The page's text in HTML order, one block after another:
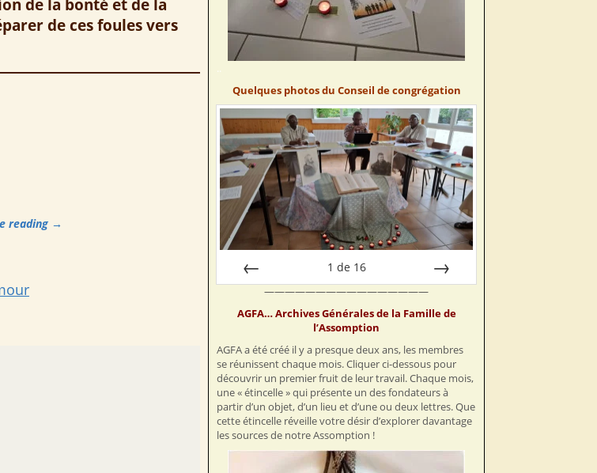
de la bonté et de la
de ces foules vers
reading →
Quelques photos du Conseil de congrégation
1 de 16
————————————————
AGFA… Archives Générales de la Famille de
l’Assomption
AGFA a été créé il y a presque deux ans, les membres
se réunissent chaque mois. Cliquer ci-dessous pour
découvrir un premier fruit de leur travail. Chaque mois,
une « étincelle » qui présente un des fondateurs à
partir d’un objet, d’un lieu et d’une ou deux lettres. Que
cette étincelle réveille votre désir d’explorer davantage
les sources de notre Assomption !